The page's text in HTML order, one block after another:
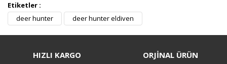
Bu ürüne ilk yorumu siz yapın!
Etiketler :
deer hunter
deer hunter eldiven
HIZLI KARGO ORJİNAL ÜRÜN